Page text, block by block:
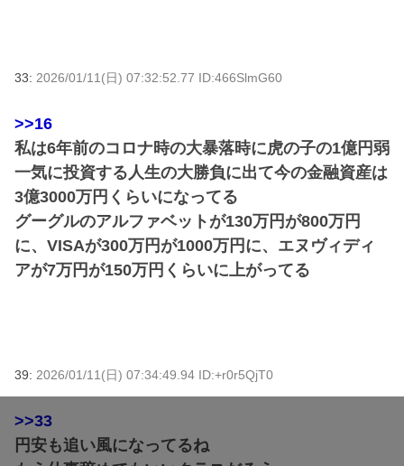
33: 2026/01/11(日) 07:32:52.77 ID:466SlmG60
>>16
私は6年前のコロナ時の大暴落時に虎の子の1億円弱
一気に投資する人生の大勝負に出て今の金融資産は
3億3000万円くらいになってる
グーグルのアルファベットが130万円が800万円
に、VISAが300万円が1000万円に、エヌヴィディ
アが7万円が150万円くらいに上がってる
39: 2026/01/11(日) 07:34:49.94 ID:+r0r5QjT0
>>33
円安も追い風になってるね